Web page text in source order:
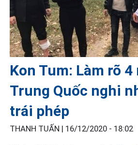
Kon Tum: Làm rõ
Trung Quốc nghi
trái phép
THANH TUẤN | 16/12/2020 - 18:02